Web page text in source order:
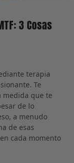
3 Cosas
terapia
Te
medida que te
de lo
a menudo
de esas
cada momento